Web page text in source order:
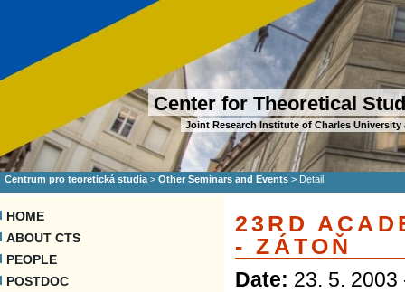
Center for Theoretical
Joint Research Institute of Charles
Centrum pro teoretická studia > Other Seminars and Events > Detail
HOME
ABOUT CTS
PEOPLE
POSTDOC
23RD
- ZÁTOŇ
Date: 23. 5. 2003